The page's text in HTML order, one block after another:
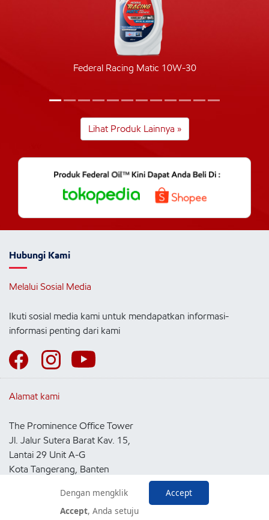
Federal Racing Matic 10W-30
Lihat Produk Lainnya »
Hubungi Kami
Melalui Sosial Media
Ikuti sosial media kami untuk mendapatkan informasi-
informasi penting dari kami
Alamat kami
The Prominence Office Tower
Jl. Jalur Sutera Barat Kav. 15,
Lantai 29 Unit A-G
Kota Tangerang, Banten
Accept
Dengan mengklik
Accept, Anda setuju